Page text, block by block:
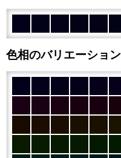
色相のバリエーション